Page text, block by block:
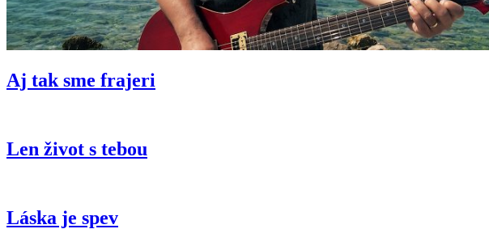
Aj tak sme frajeri
Len život s tebou
Láska je spev